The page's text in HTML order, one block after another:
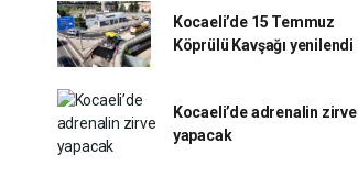
Kocaeli’de 15 Temmuz
Köprülü Kavşağı yenilendi
Kocaeli’de adrenalin zirve
yapacak